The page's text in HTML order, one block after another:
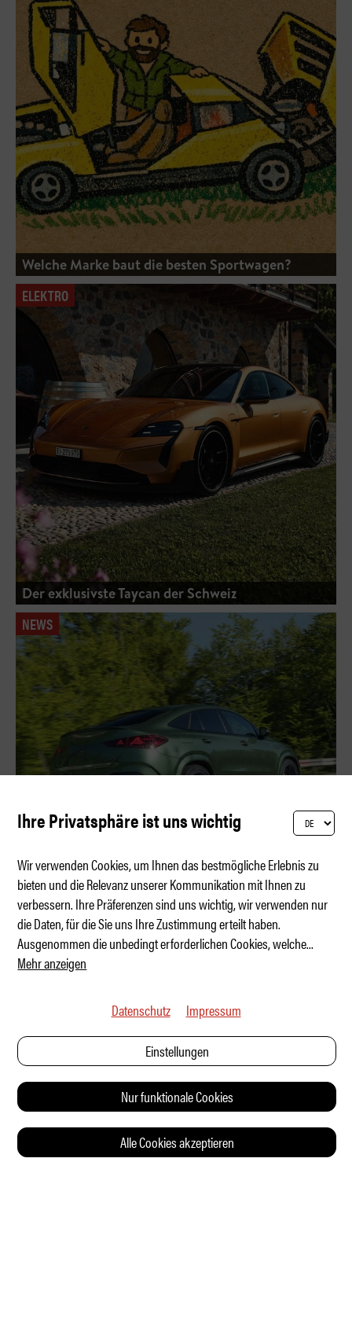
Welche Marke baut die besten Sportwagen?
ELEKTRO
Der exklusivste Taycan der Schweiz
NEWS
AMG: Der V8 lebt!
Ihre Privatsphäre ist uns wichtig
Wir verwenden Cookies, um Ihnen das bestmögliche Erlebnis zu
bieten und die Relevanz unserer Kommunikation mit Ihnen zu
verbessern. Ihre Präferenzen sind uns wichtig, wir verwenden nur
die Daten, für die Sie uns Ihre Zustimmung erteilt haben.
Ausgenommen die unbedingt erforderlichen Cookies, welche...
Mehr anzeigen
Datenschutz Impressum
Einstellungen
Nur funktionale Cookies
Alle Cookies akzeptieren